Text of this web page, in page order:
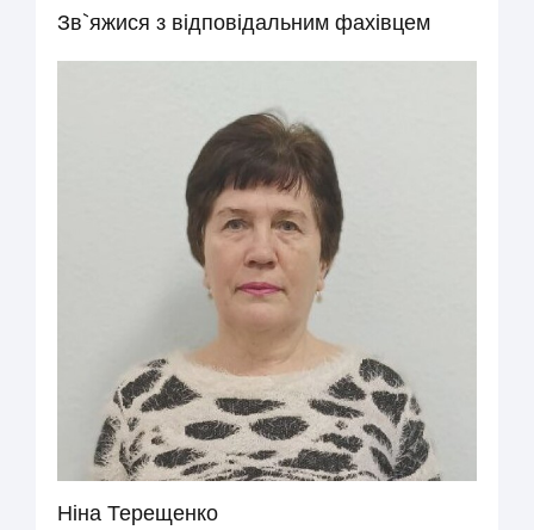
Зв`яжися з відповідальним фахівцем
Ніна Терещенко